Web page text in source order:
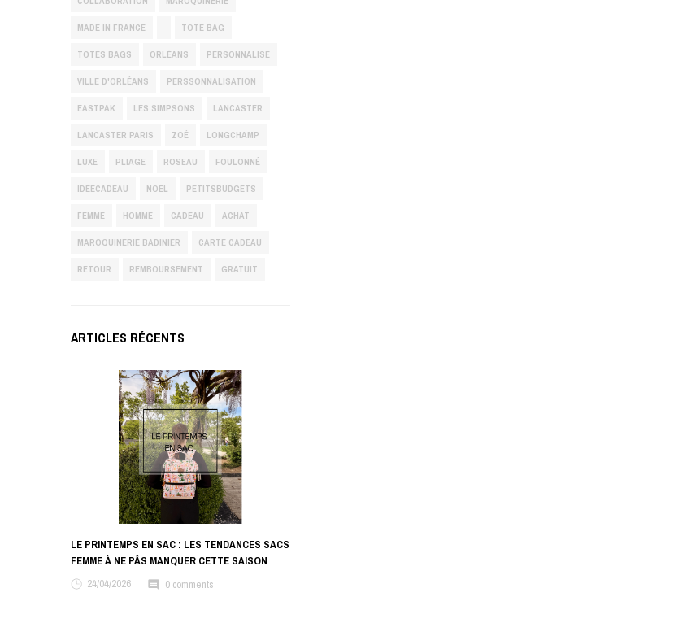
MADE IN FRANCE TOTE BAG
TOTES BAGS ORLÉANS PERSONNALISE
VILLE D'ORLÉANS PERSSONNALISATION
EASTPAK LES SIMPSONS LANCASTER
LANCASTER PARIS ZOÉ LONGCHAMP
LUXE PLIAGE ROSEAU FOULONNÉ
IDEECADEAU NOEL PETITSBUDGETS
FEMME HOMME CADEAU ACHAT
MAROQUINERIE BADINIER CARTE CADEAU
RETOUR REMBOURSEMENT GRATUIT
ARTICLES RÉCENTS
LE PRINTEMPS EN SAC : LES TENDANCES SACS
FEMME À NE PÂS MANQUER CETTE SAISON
24/04/2026
comment 0 comments